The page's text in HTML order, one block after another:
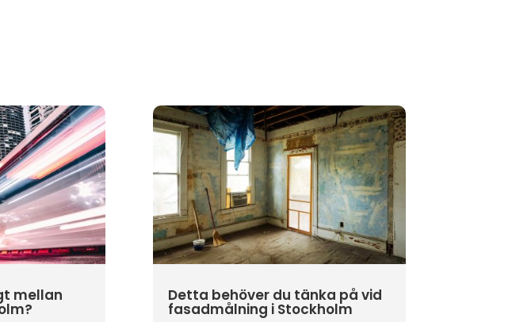
mellan Detta behöver du tänka på vid
fasadmålning i Stockholm